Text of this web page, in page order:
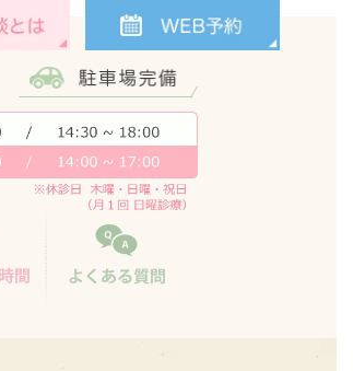
地図・診療時間